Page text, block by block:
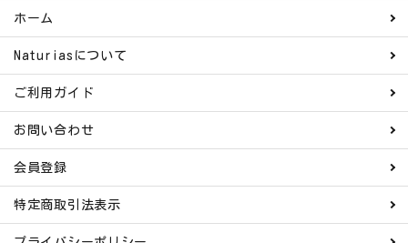
アルモニベルツ
コラム・スタッフのおすすめ
ご利用ガイド等
ようこそ ゲスト 様
ホーム
Naturiasについて
ご利用ガイド
お問い合わせ
会員登録
特定商取引法表示